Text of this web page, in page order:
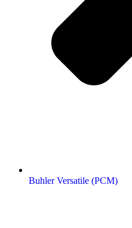
Buhler Versatile (РСМ)